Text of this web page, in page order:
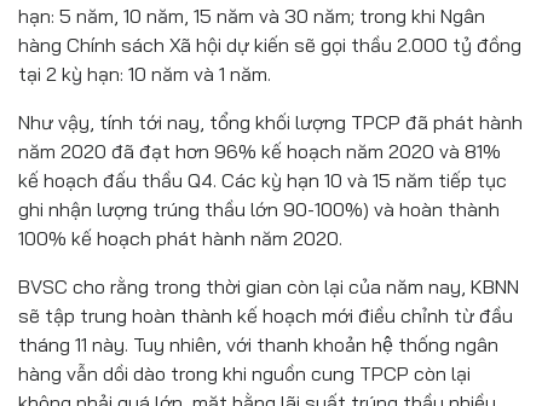
hạn: 5 năm, 10 năm, 15 năm và 30 năm; trong khi Ngân
hàng Chính sách Xã hội dự kiến sẽ gọi thầu 2.000 tỷ đồng
tại 2 kỳ hạn: 10 năm và 1 năm.
Như vậy, tính tới nay, tổng khối lượng TPCP đã phát hành
năm 2020 đã đạt hơn 96% kế hoạch năm 2020 và 81%
kế hoạch đấu thầu Q4. Các kỳ hạn 10 và 15 năm tiếp tục
ghi nhận lượng trúng thầu lớn 90-100%) và hoàn thành
100% kế hoạch phát hành năm 2020.
BVSC cho rằng trong thời gian còn lại của năm nay, KBNN
sẽ tập trung hoàn thành kế hoạch mới điều chỉnh từ đầu
tháng 11 này. Tuy nhiên, với thanh khoản hệ thống ngân
hàng vẫn dồi dào trong khi nguồn cung TPCP còn lại